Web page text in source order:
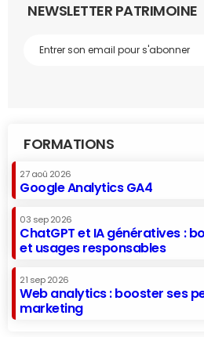
NEWSLETTER PATRIMOINE
FORMATIONS
27 aoû 2026
Google Analytics GA4
03 sep 2026
ChatGPT et IA génératives :
et usages responsables
21 sep 2026
Web analytics : booster ses
marketing